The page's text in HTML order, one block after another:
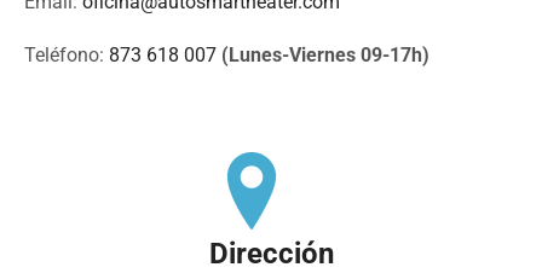
Teléfono: 873 618 007 (Lunes-Viernes 09-17h)
Dirección